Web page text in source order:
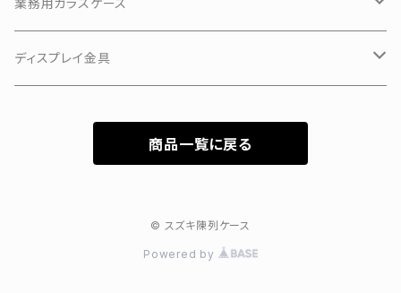
業務用ガラスケース
KKKアルミアップケース
カラーフレーム3Hガラスショーケース
ディスプレイ金具
商品一覧に戻る
© スズキ陳列ケース
Powered by